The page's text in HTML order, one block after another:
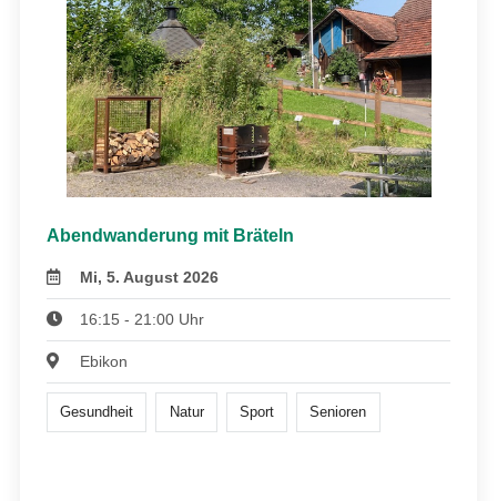
Abendwanderung mit Bräteln
Mi, 5. August 2026
16:15 - 21:00 Uhr
Ebikon
Gesundheit Natur Sport Senioren